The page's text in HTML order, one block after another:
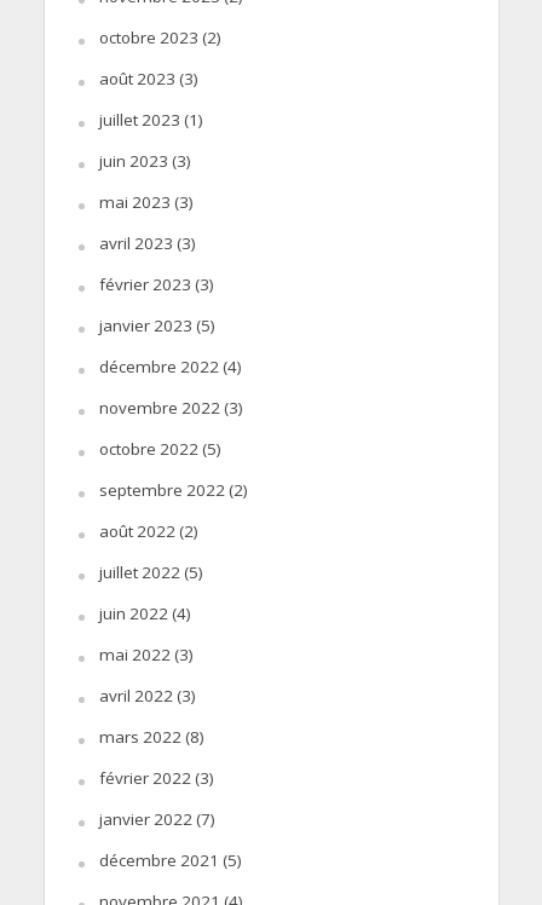
octobre 2023 (2)
août 2023 (3)
juillet 2023 (1)
juin 2023 (3)
mai 2023 (3)
avril 2023 (3)
février 2023 (3)
janvier 2023 (5)
décembre 2022(4)
novembre 2022(3)
octobre 2022(5)
septembre 2022(2)
août 2022(2)
juillet 2022(5)
juin 2022(4)
mai 2022(3)
avril 2022(3)
mars 2022(8)
février 2022(3)
janvier 2022(7)
décembre 2021 (5)